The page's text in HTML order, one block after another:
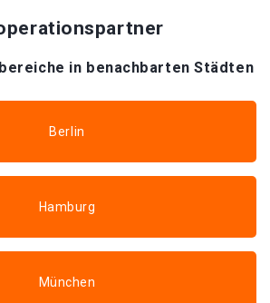
in benachbarten Städten
Berlin
Hamburg
München